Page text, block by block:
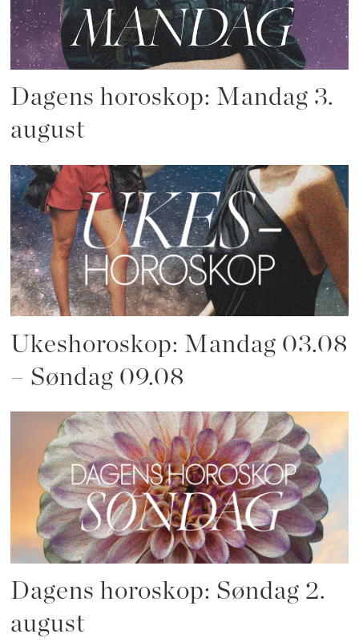
Dagens horoskop: Mandag 3.
august
Ukeshoroskop: Mandag 03.08
– Søndag 09.08
Dagens horoskop: Søndag 2.
august